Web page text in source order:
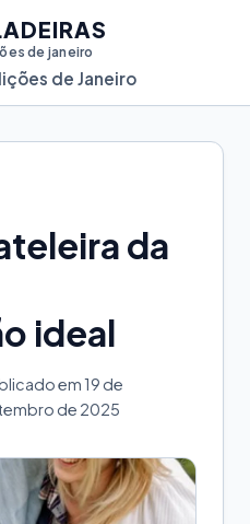
de janeiro
de Janeiro
da
ideal
em 19 de
de 2025